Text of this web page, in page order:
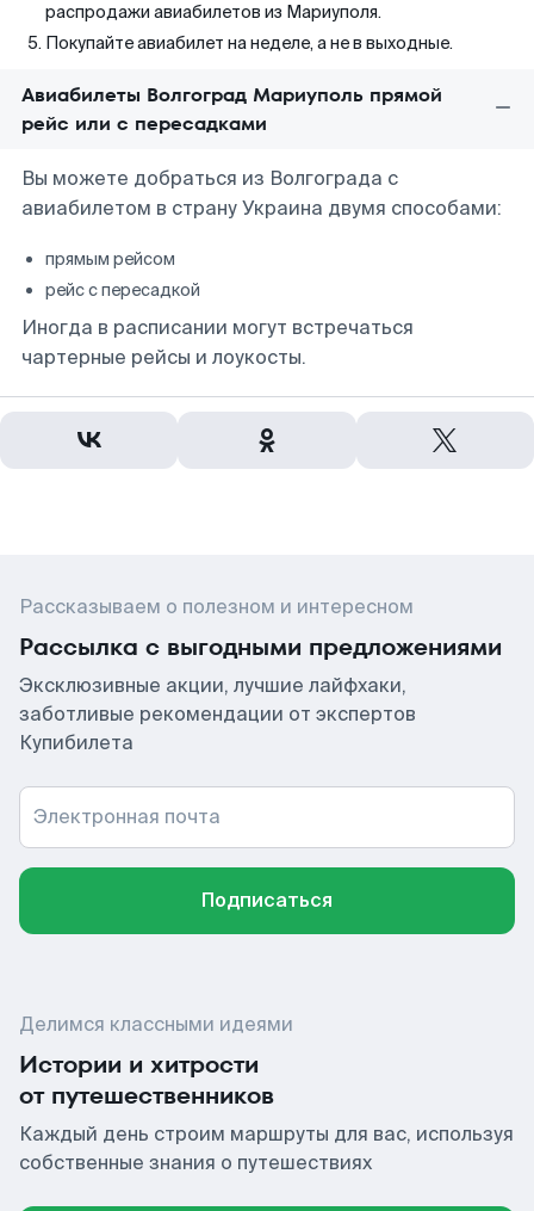
распродажи авиабилетов из Мариуполя.
Покупайте авиабилет на неделе, а не в выходные.
Авиабилеты Волгоград Мариуполь прямой
рейс или с пересадками
Вы можете добраться из Волгограда с
авиабилетом в страну Украина двумя способами:
прямым рейсом
рейс с пересадкой
Иногда в расписании могут встречаться
чартерные рейсы и лоукосты.
Рассказываем о полезном и интересном
Рассылка с выгодными предложениями
Эксклюзивные акции, лучшие лайфхаки,
заботливые рекомендации от экспертов
Купибилета
Электронная почта
Подписаться
Делимся классными идеями
Истории и хитрости
от путешественников
Каждый день строим маршруты для вас, используя
собственные знания о путешествиях